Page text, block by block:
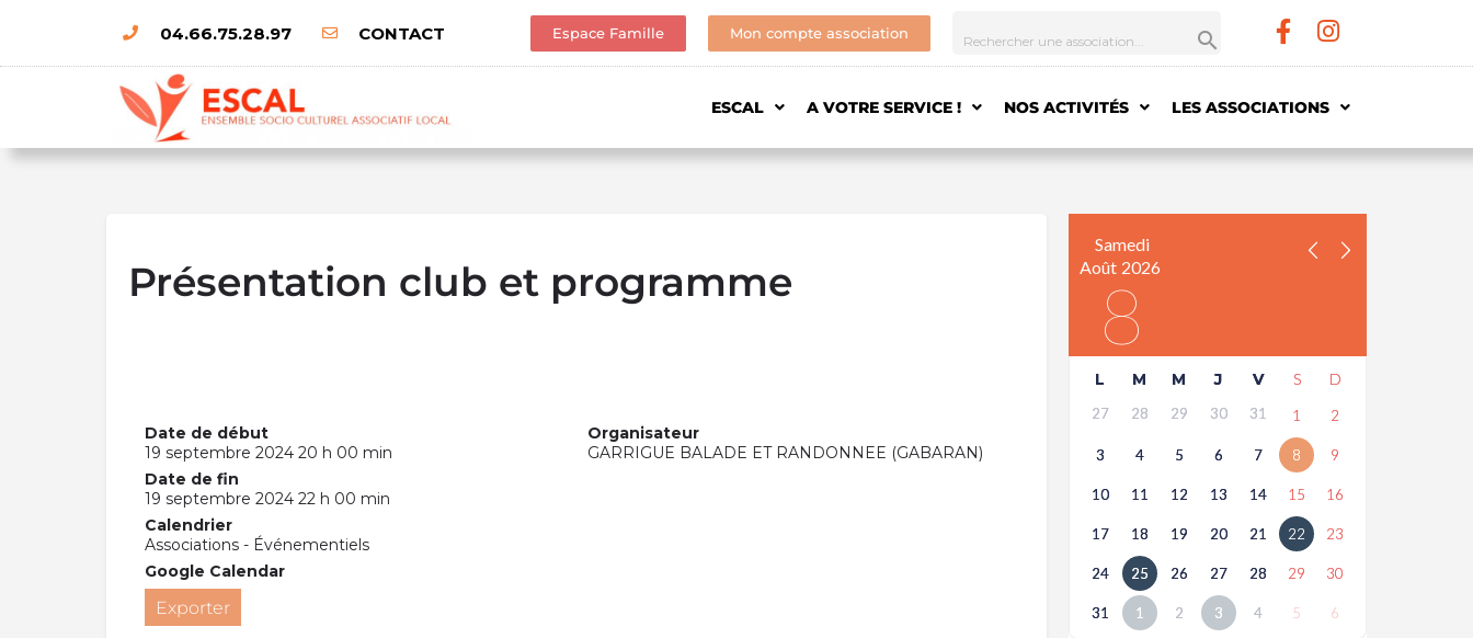
04.66.75.28.97 CONTACT Espace Famille Mon compte association
ESCAL A VOTRE SERVICE ! NOS ACTIVITÉS LES ASSOCIATIONS
Présentation club et programme
Date de début
19 septembre 2024 20 h 00 min
Date de fin
19 septembre 2024 22 h 00 min
Calendrier
Associations - Événementiels
Google Calendar
Exporter
Organisateur
GARRIGUE BALADE ET RANDONNEE (GABARAN)
Samedi
Août 2026
8
L M M J V S D
27 28 29 30 31 1 2
3 4 5 6 7 8 9
10 11 12 13 14 15 16
17 18 19 20 21 22 23
24 25 26 27 28 29 30
31 1 2 3 4 5 6